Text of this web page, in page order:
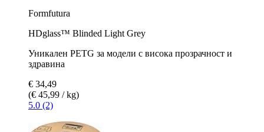
Formfutura
HDglass™ Blinded Light Grey
Уникален PETG за модели с висока прозрачност и
здравина
€ 34,49
(€ 45,99 / kg)
5.0 (2)